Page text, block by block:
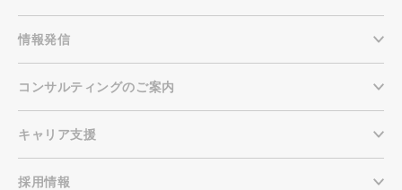
情報発信
コンサルティングのご案内
キャリア支援
採用情報